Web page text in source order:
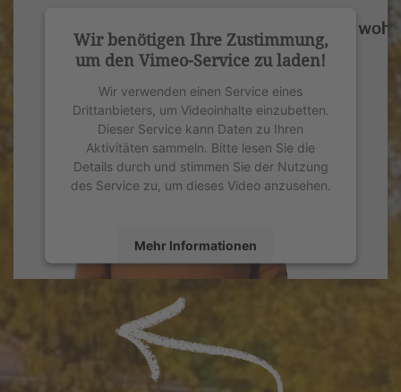
Wir benötigen Ihre Zustimmung,
um den Vimeo-Service zu laden!
Wir verwenden einen Service eines
Drittanbieters, um Videoinhalte einzubetten.
Dieser Service kann Daten zu Ihren
Aktivitäten sammeln. Bitte lesen Sie die
Details durch und stimmen Sie der Nutzung
des Service zu, um dieses Video anzusehen.
Mehr Informationen
powered by
Management Platform